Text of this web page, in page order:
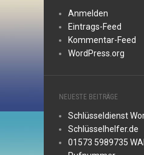
Anmelden
Eintrags-Feed
Kommentar-Feed
WordPress.org
NEUESTE BEITRÄGE
Schlüsseldienst
Schlüsselhelfer.de
01573 5989735